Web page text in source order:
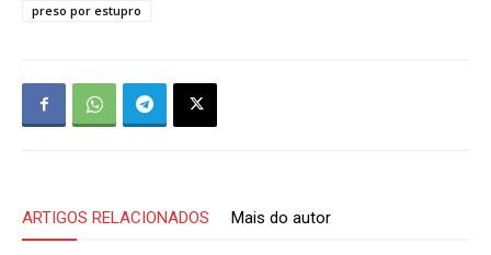
preso por estupro
ARTIGOS RELACIONADOS Mais do autor